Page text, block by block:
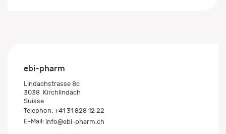
ebi-pharm
Lindachstrasse 8c
3038 Kirchlindach
Suisse
Telephon: +41 31 828 12 22
E-Mail: info@ebi-pharm.ch